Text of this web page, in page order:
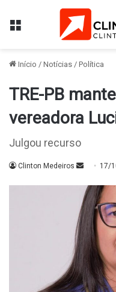
Menu
Início / Notícias / Política
TRE-PB
vereadora
Julgou recurso
Clinton Medeiros
Mande
e-
mail
17/